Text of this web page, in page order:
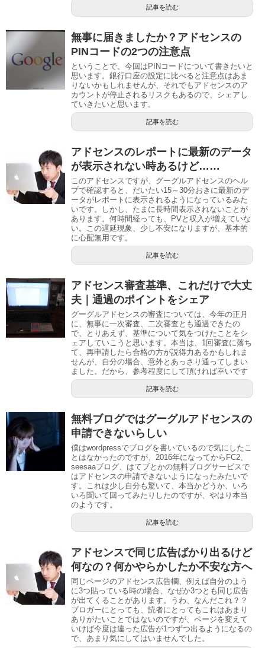
記事を読む
無事に届きましたか？アドセンスの
PINコードの2つの注意点
ということで、今回はPINコードについて書きたいと
思います。銀行口座の設定に比べると注意点はあま
りないかもしれませんが、それでもアドセンスのア
カウントが停止されるリスクもあるので、シェアし
ていきたいと思います。
記事を読む
アドセンスのレポートに最新のデータ
が表示されない時あるけど……
このアドセンスですが、グーグルアドセンスのヘル
プで確認すると、だいたい15～30分おきに最新のデ
ータがレポートに表示されるようになっているみた
いです。しかし、たまに長時間表示されないことが
あります。何時間経っても、PVと収入が増えていな
い。この遅延現象、少し不安になりますが、基本的
に心配無用です。
記事を読む
アドセンス審査基準、これだけで大丈
夫｜通過のポイントをシェア
グーグルアドセンスの審査については、今年の正月
に、無事に一次審査、二次審査とも通過できたの
で、とりあえず、基準について気をつけたことをシ
ェアしていこうと思います。本当は、1回審査に落ち
て、再申請したら合格の方が説得力あるかもしれま
せんが、自分の場合、意外とあっさり通ってしまい
ました。だから、参考程度にして頂ければ幸いです
記事を読む
無料ブログではグーグルアドセンスの
申請できないらしい
僕はwordpressでブログを書いているので気にしたこ
とはなかったのですが、2016年になってからFC2、
seesaaブログ、はてブとかの無料ブログサービスで
はアドセンスの申請できないようになったみたいで
す。これは少し自分も驚いて、本当かどうか、いろ
いろ聞いて回ってみたりしたのですが、やはり本当
のようです。
記事を読む
アドセンスで同じ広告ばかり出るけど
何なの？何かやらかしたか不安な方へ
同じページのアドセンス広告欄、例えば自分のよう
に3つ貼っている時の場合、なぜか3つとも同じ広告
が出てくることがあります。うわ、なんだこれ？？
ブロガーにとっても、読者にとってもこれはあまり
ありがたいことではないのですが、ページを変えて
いけば今度は違った広告が1つずつ出るようになるの
で、あまり気にしてはいませんでした。